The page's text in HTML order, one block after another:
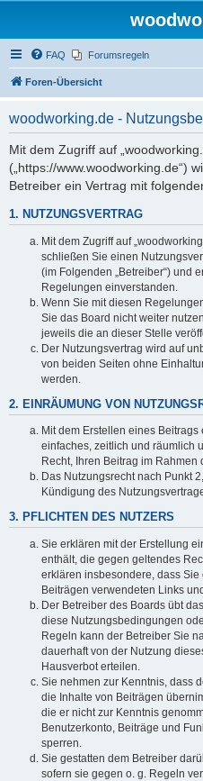
FAQ Forumsregeln
Foren-Übersicht
woodworking.de -
Mit dem Zugriff auf
(„https://www.woodworking.de“)
Betreiber ein Vertrag mit
1. NUTZUNGSVERTRAG
Mit dem Zugriff auf
schließen Sie einen
(im Folgenden „Betreiber“) und
Regelungen einverstanden.
Wenn Sie mit diesen
Sie das Board nicht weiter
jeweils die an dieser Stelle
Der Nutzungsvertrag wird auf
von beiden Seiten ohne
werden.
2. EINRÄUMUNG VON
Mit dem Erstellen eines
einfaches, zeitlich und räumlich
Recht, Ihren Beitrag im Rahmen
Das Nutzungsrecht nach Punkt
Kündigung des
3. PFLICHTEN DES NUTZERS
Sie erklären mit der Erstellung
enthält, die gegen geltendes
erklären insbesondere, dass
Beiträgen verwendeten Links
Der Betreiber des Boards übt
diese Nutzungsbedingungen
Regeln kann der Betreiber Sie
dauerhaft von der Nutzung
Hausverbot erteilen.
Sie nehmen zur Kenntnis, dass
die Inhalte von Beiträgen
die er nicht zur Kenntnis
Benutzerkonto, Beiträge und
sperren.
Sie gestatten dem Betreiber
sofern sie gegen o. g. Regeln